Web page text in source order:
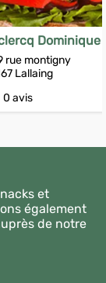
Dominique
rue montigny
Lallaing
0 avis
et
également
de notre